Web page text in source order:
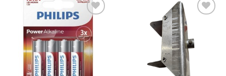
Añadir
a la
lista de
deseos
lista de
deseos